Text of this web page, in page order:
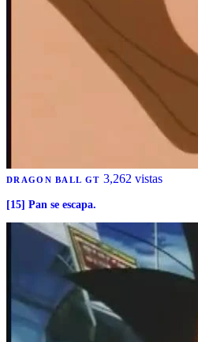
DRAGON BALL GT 3,262 vistas
[15] Pan se escapa.